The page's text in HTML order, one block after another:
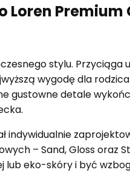
Loren Premium
stylu.
wygodę dla
gustowne detale
indywidualnie
– Sand, Gloss
eko-skóry i być